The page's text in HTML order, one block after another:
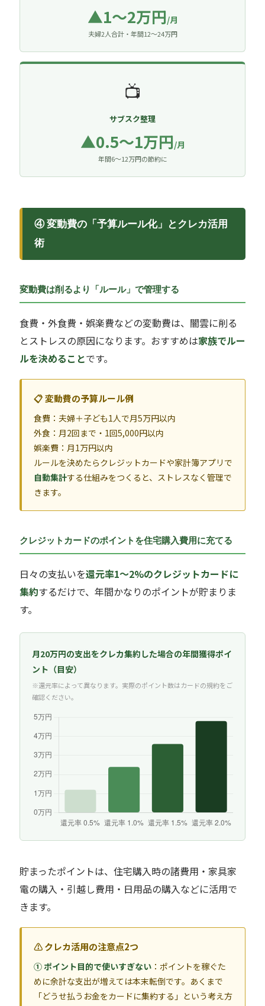
▲1〜2万円/月
夫婦2人合計・年間12〜24万円
📺
サブスク整理
▲0.5〜1万円/月
年間6〜12万円の節約に
④ 変動費の「予算ルール化」とクレカ活用
術
変動費は削るより「ルール」で管理する
食費・外食費・娯楽費などの変動費は、闇雲に削る
とストレスの原因になります。おすすめは家族でルー
ルを決めることです。
📋 変動費の予算ルール例
食費：夫婦＋子ども1人で月5万円以内
外食：月2回まで・1回5,000円以内
娯楽費：月1万円以内
ルールを決めたらクレジットカードや家計簿アプリで
自動集計する仕組みをつくると、ストレスなく管理で
きます。
クレジットカードのポイントを住宅購入費用に充てる
日々の支払いを還元率1〜2%のクレジットカードに
集約するだけで、年間かなりのポイントが貯まりま
す。
月20万円の支出をクレカ集約した場合の年間獲得ポイ
ント（目安）
※還元率によって異なります。実際のポイント数はカードの規約をご
確認ください。
貯まったポイントは、住宅購入時の諸費用・家具家
電の購入・引越し費用・日用品の購入などに活用で
きます。
⚠ クレカ活用の注意点2つ
① ポイント目的で使いすぎない：ポイントを稼ぐた
めに余計な支出が増えては本末転倒です。あくまで
「どうせ払うお金をカードに集約する」という考え方